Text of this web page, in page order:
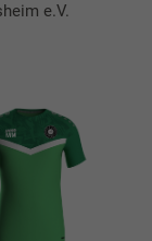
e.V.